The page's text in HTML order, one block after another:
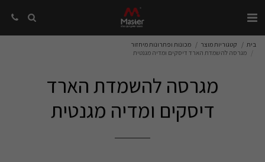
בית קטגוריות מוצר
מכונות ופתרונות מיחזור
מגרסה להשמדת הארד דיסקים ומדיה מגנטית
מגרסה להשמדת הארד
דיסקים ומדיה מגנטית